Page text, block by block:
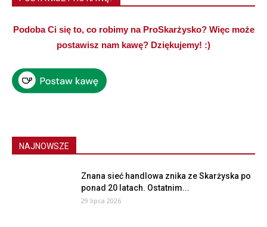
Podoba Ci się to, co robimy na ProSkarżysko? Więc może
postawisz nam kawę? Dziękujemy! :)
NAJNOWSZE
Znana sieć handlowa znika ze Skarżyska po
ponad 20 latach. Ostatnim...
29 lipca 2026